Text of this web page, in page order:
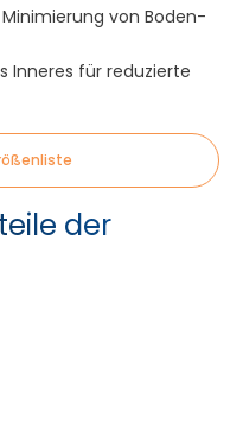
von Boden-
Inneres für reduzierte
der